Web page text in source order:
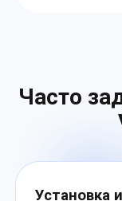
Часто
Установка